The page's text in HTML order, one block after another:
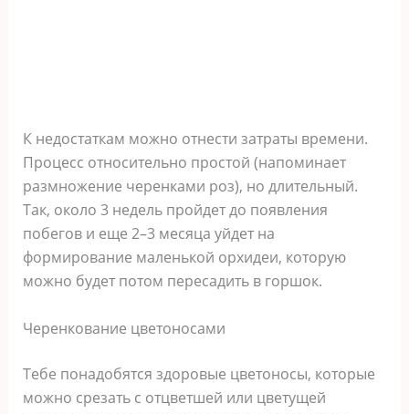
К недостаткам можно отнести затраты времени.
Процесс относительно простой (напоминает
размножение черенками роз), но длительный.
Так, около 3 недель пройдет до появления
побегов и еще 2–3 месяца уйдет на
формирование маленькой орхидеи, которую
можно будет потом пересадить в горшок.
Черенкование цветоносами
Тебе понадобятся здоровые цветоносы, которые
можно срезать с отцветшей или цветущей